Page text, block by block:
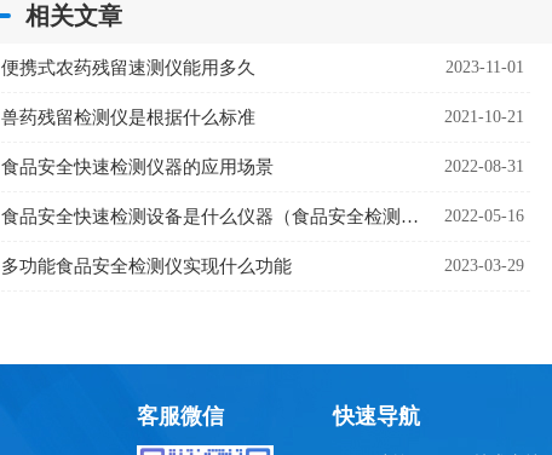
相关文章
便携式农药残留速测仪能用多久 2023-11-01
兽药残留检测仪是根据什么标准 2021-10-21
食品安全快速检测仪器的应用场景 2022-08-31
食品安全快速检测设备是什么仪器（食品安全检测设备用途） 2022-05-16
多功能食品安全检测仪实现什么功能 2023-03-29
客服微信 快速导航